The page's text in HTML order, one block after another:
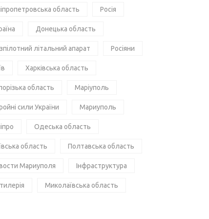
область Росія
Донецька область
літальний апарат Росіяни
Харківська область
область Маріуполь
сили України Мариуполь
Одеська область
область Полтавська область
Мариуполя Інфраструктура
Миколаївська область